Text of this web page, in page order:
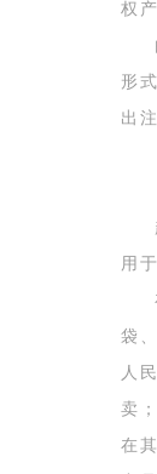
权
形
出
用
袋
人
卖
在